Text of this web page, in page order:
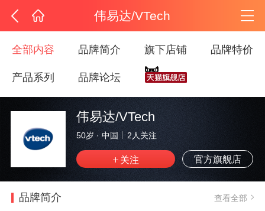
伟易达/VTech
全部内容 品牌简介 旗下店铺 品牌特价
产品系列 品牌论坛
伟易达/VTech
50岁 · 中国 2 人关注
官方旗舰店
品牌简介 查看全部